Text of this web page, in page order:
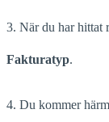
3. När du har hittat
Fakturatyp.
4. Du kommer